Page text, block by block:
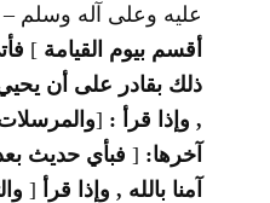
عليه وعلى آله وسلم
أقسم بيوم القيامة[
ذلك بقادر على أن
, وإذا قرأ : ]
آخرها: ] فبأي حديث
آمنا بالله , وإذا قرأ ]